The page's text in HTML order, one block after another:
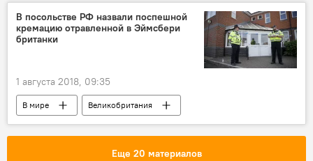
В посольстве РФ назвали поспешной
кремацию отравленной в Эймсбери
британки
1 августа 2018, 09:35
В мире
Великобритания
посольство России в Великобритании
Еще 20 материалов